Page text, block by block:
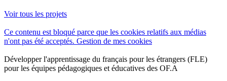
Voir tous les projets
Ce contenu est bloqué parce que les cookies relatifs aux médias
n'ont pas été acceptés. Gestion de mes cookies
Développer l'apprentissage du français pour les étrangers (FLE)
pour les équipes pédagogiques et éducatives des OF.A